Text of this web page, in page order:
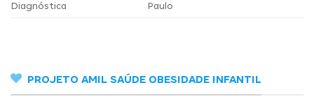
Diagnóstica
Paulo
PROJETO AMIL SAÚDE OBESIDADE INFANTIL